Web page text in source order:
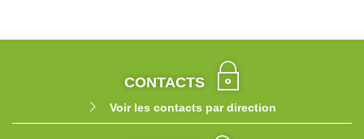
CONTACTS
Voir les contacts par direction